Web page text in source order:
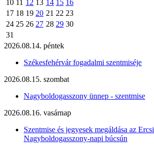
10 11 12 13 14 15 16
17 18 19 20 21 22 23
24 25 26 27 28 29 30
31
2026.08.14. péntek
Székesfehérvár fogadalmi szentmiséje
2026.08.15. szombat
Nagyboldogasszony ünnep - szentmise
2026.08.16. vasárnap
Szentmise és jegyesek megáldása az Ercsi
Nagyboldogasszony-napi búcsún